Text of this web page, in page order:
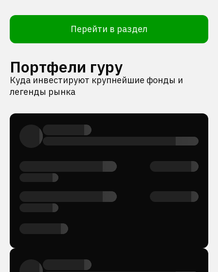
Перейти в раздел
Портфели гуру
Куда инвестируют крупнейшие фонды и
легенды рынка